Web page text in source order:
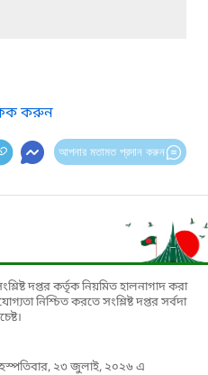
করুন
আপনার মতামত প্রদান করুন
দপ্তর কর্তৃক নিয়মিত হালনাগাদ করা
নিশ্চিত করতে সংশ্লিষ্ট দপ্তর সর্বদা
২৩ জুলাই, ২০২৬ এ